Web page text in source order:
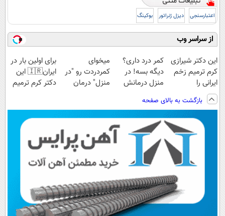
اعتبارسنجی دیزل ژنراتور بوکینگ
از سراسر وب
این دکتر شیرازی
کرم ترمیم زخم
ایرانی را
ساخت!!!
کمر درد داری؟
دیگه بسه! در
منزل درمانش
(◀پرسش‌نامه)
میخوای
کمردردت رو "در
منزل" درمان
برای اولین بار در
ایران🇮🇷 این
دکتر کرم ترمیم
بازگشت به بالای صفحه